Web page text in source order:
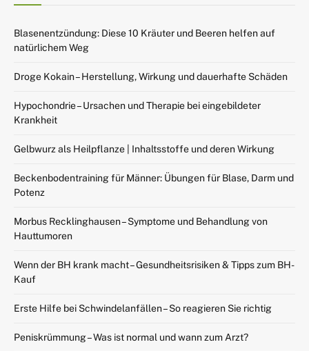
Blasenentzündung: Diese 10 Kräuter und Beeren helfen auf
natürlichem Weg
Droge Kokain – Herstellung, Wirkung und dauerhafte Schäden
Hypochondrie – Ursachen und Therapie bei eingebildeter
Krankheit
Gelbwurz als Heilpflanze | Inhaltsstoffe und deren Wirkung
Beckenbodentraining für Männer: Übungen für Blase, Darm und
Potenz
Morbus Recklinghausen – Symptome und Behandlung von
Hauttumoren
Wenn der BH krank macht – Gesundheitsrisiken & Tipps zum BH-
Kauf
Erste Hilfe bei Schwindelanfällen – So reagieren Sie richtig
Peniskrümmung – Was ist normal und wann zum Arzt?